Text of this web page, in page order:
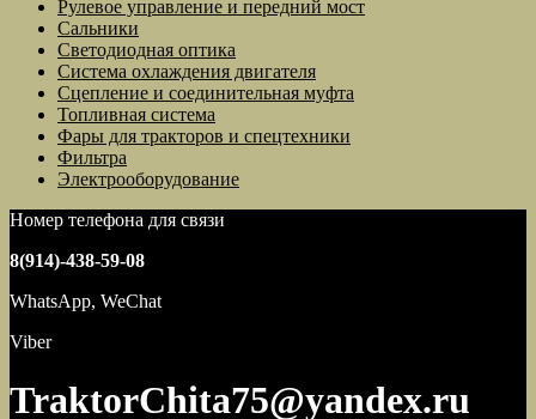
Рулевое управление и передний мост
Сальники
Светодиодная оптика
Система охлаждения двигателя
Сцепление и соединительная муфта
Топливная система
Фары для тракторов и спецтехники
Фильтра
Электрооборудование
Номер телефона для связи
8(914)-438-59-08
WhatsApp, WeChat
Viber
TraktorChita75@yandex.ru